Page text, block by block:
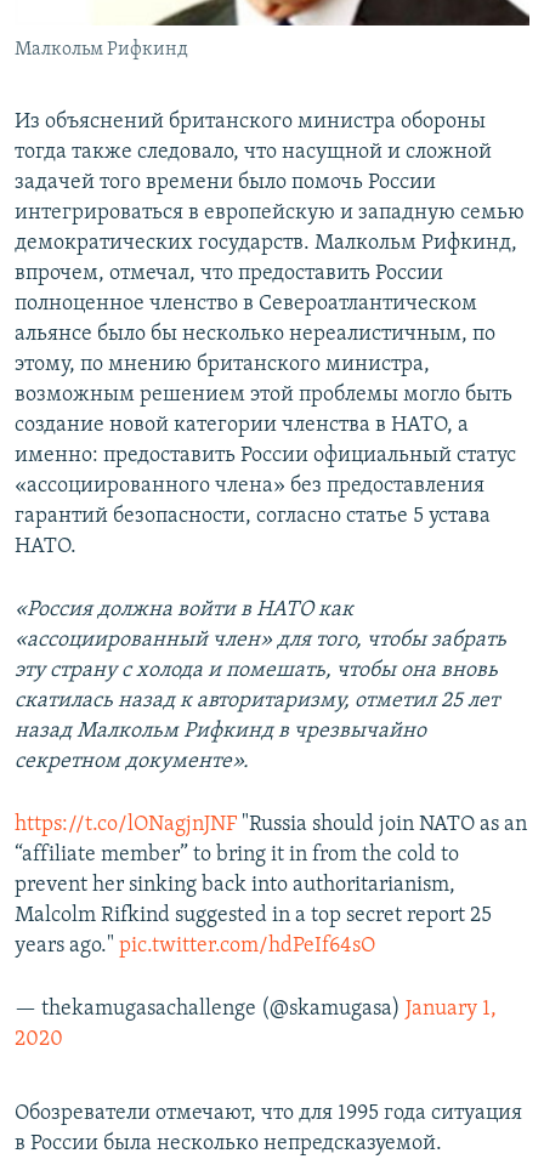
Малкольм Рифкинд
Из объяснений британского министра обороны
тогда также следовало, что насущной и сложной
задачей того времени было помочь России
интегрироваться в европейскую и западную семью
демократических государств. Малкольм Рифкинд,
впрочем, отмечал, что предоставить России
полноценное членство в Североатлантическом
альянсе было бы несколько нереалистичным, по
этому, по мнению британского министра,
возможным решением этой проблемы могло быть
создание новой категории членства в НАТО, а
именно: предоставить России официальный статус
«ассоциированного члена» без предоставления
гарантий безопасности, согласно статье 5 устава
НАТО.
«Россия должна войти в НАТО как
«ассоциированный член» для того, чтобы забрать
эту страну с холода и помешать, чтобы она вновь
скатилась назад к авторитаризму, отметил 25 лет
назад Малкольм Рифкинд в чрезвычайно
секретном документе»​.
https://t.co/lONagjnJNF "Russia should join NATO as an
“affiliate member” to bring it in from the cold to
prevent her sinking back into authoritarianism,
Malcolm Rifkind suggested in a top secret report 25
years ago." pic.twitter.com/hdPeIf64sO
— thekamugasachallenge (@skamugasa) January 1,
2020
Обозреватели отмечают, что для 1995 года ситуация
в России была несколько непредсказуемой.